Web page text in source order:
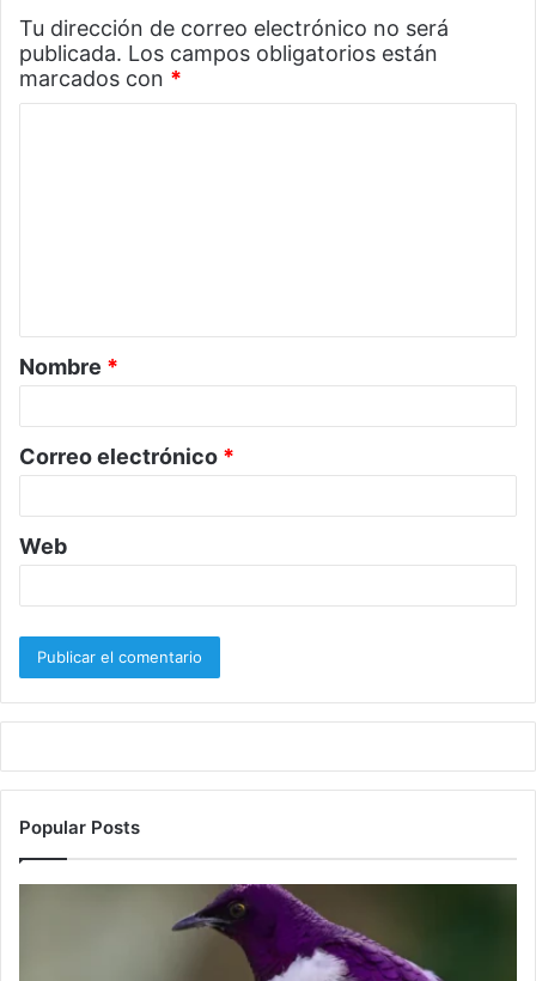
Tu dirección de correo electrónico no será
publicada. Los campos obligatorios están
marcados con *
a
r
o
*
Nombre *
Correo electrónico *
Web
Popular Posts